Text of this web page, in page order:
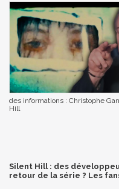
des informations : Christophe
Hill
Silent Hill : des
retour de la série ? Les